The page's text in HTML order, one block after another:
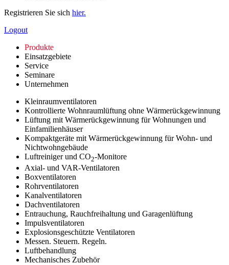
Registrieren Sie sich hier.
Logout
Produkte
Einsatzgebiete
Service
Seminare
Unternehmen
Kleinraumventilatoren
Kontrollierte Wohnraumlüftung ohne Wärmerückgewinnung
Lüftung mit Wärmerückgewinnung für Wohnungen und
Einfamilienhäuser
Kompaktgeräte mit Wärmerückgewinnung für Wohn- und
Nichtwohngebäude
Luftreiniger und CO2-Monitore
Axial- und VAR-Ventilatoren
Boxventilatoren
Rohrventilatoren
Kanalventilatoren
Dachventilatoren
Entrauchung, Rauchfreihaltung und Garagenlüftung
Impulsventilatoren
Explosionsgeschützte Ventilatoren
Messen. Steuern. Regeln.
Luftbehandlung
Mechanisches Zubehör